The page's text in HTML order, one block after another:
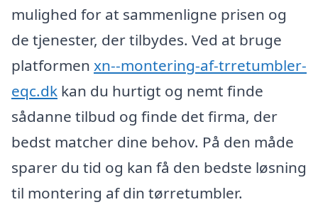
mulighed for at sammenligne prisen og
de tjenester, der tilbydes. Ved at bruge
platformen xn--montering-af-trretumbler-
eqc.dk kan du hurtigt og nemt finde
sådanne tilbud og finde det firma, der
bedst matcher dine behov. På den måde
sparer du tid og kan få den bedste løsning
til montering af din tørretumbler.